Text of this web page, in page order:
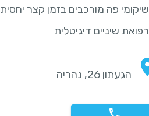
שיקומי פה מורכבים בזמן קצר יחסית
רפואת שיניים דיגיטלית
הגעתון 26, נהריה